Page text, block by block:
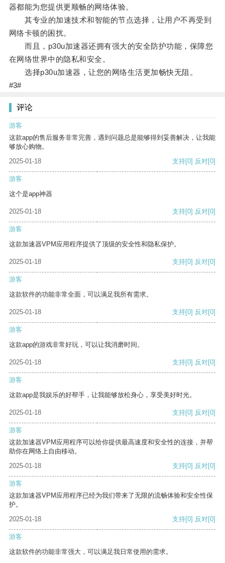
器都能为您提供更顺畅的网络体验。
其专业的加速技术和智能的节点选择，让用户不再受到
网络卡顿的困扰。
而且，p30u加速器还拥有强大的安全防护功能，保障您
在网络世界中的隐私和安全。
选择p30u加速器，让您的网络生活更加畅快无阻。
#3#
评论
游客
这款app的售后服务非常完善，遇到问题总是能够得到妥善解决，让我能
够放心购物。
2025-01-18
支持[0] 反对[0]
游客
这个是app神器
2025-01-18 支持[0] 反对[0]
游客
这款加速器VPM应用程序提供了顶级的安全性和隐私保护。
2025-01-18 支持[0] 反对[0]
游客
这款软件的功能非常全面，可以满足我所有需求。
2025-01-18 支持[0] 反对[0]
游客
这款app的游戏非常好玩，可以让我消磨时间。
2025-01-18 支持[0] 反对[0]
游客
这款app是我娱乐的好帮手，让我能够放松身心，享受美好时光。
2025-01-18 支持[0] 反对[0]
游客
这款加速器VPM应用程序可以给你提供最高速度和安全性的连接，并帮
助你在网络上自由移动。
2025-01-18
支持[0] 反对[0]
游客
这款加速器VPM应用程序已经为我们带来了无限的流畅体验和安全性保
护。
2025-01-18
支持[0] 反对[0]
游客
这款软件的功能非常强大，可以满足我日常使用的需求。